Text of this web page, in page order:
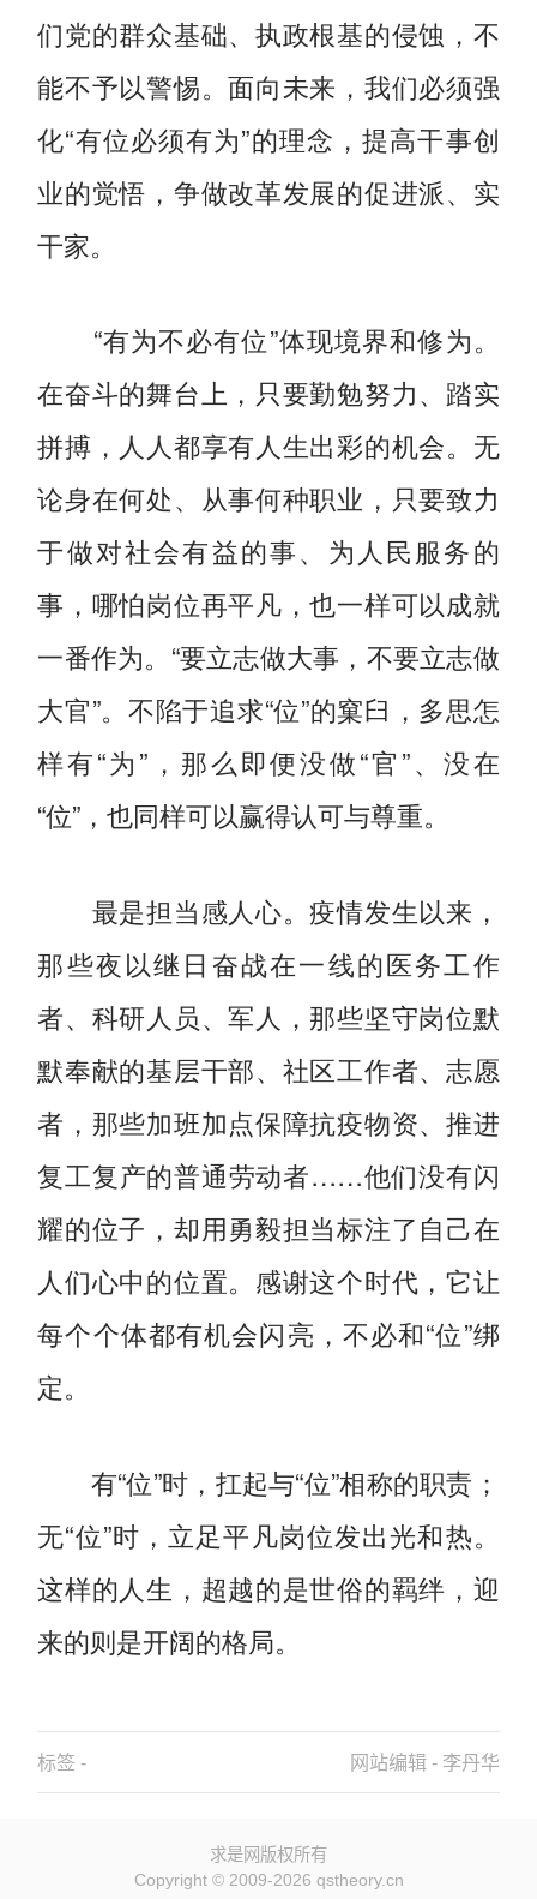
们党的群众基础、执政根基的侵蚀，不
能不予以警惕。面向未来，我们必须强
化“有位必须有为”的理念，提高干事创
业的觉悟，争做改革发展的促进派、实
干家。
“有为不必有位”体现境界和修为。
在奋斗的舞台上，只要勤勉努力、踏实
拼搏，人人都享有人生出彩的机会。无
论身在何处、从事何种职业，只要致力
于做对社会有益的事、为人民服务的
事，哪怕岗位再平凡，也一样可以成就
一番作为。“要立志做大事，不要立志做
大官”。不陷于追求“位”的窠臼，多思怎
样有“为”，那么即便没做“官”、没在
“位”，也同样可以赢得认可与尊重。
最是担当感人心。疫情发生以来，
那些夜以继日奋战在一线的医务工作
者、科研人员、军人，那些坚守岗位默
默奉献的基层干部、社区工作者、志愿
者，那些加班加点保障抗疫物资、推进
复工复产的普通劳动者……他们没有闪
耀的位子，却用勇毅担当标注了自己在
人们心中的位置。感谢这个时代，它让
每个个体都有机会闪亮，不必和“位”绑
定。
有“位”时，扛起与“位”相称的职责；
无“位”时，立足平凡岗位发出光和热。
这样的人生，超越的是世俗的羁绊，迎
来的则是开阔的格局。
标签 - 网站编辑 - 李丹华
求是网版权所有
Copyright © 2009-2026 qstheory.cn